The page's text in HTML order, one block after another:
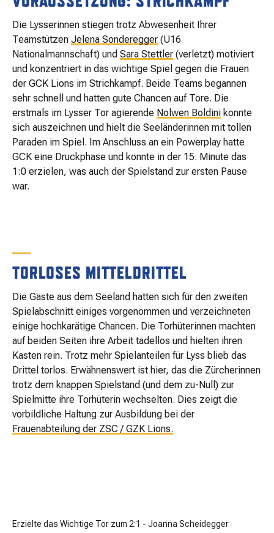
SPONSOREN
KONTAKT
Die Lysserinnen stiegen trotz Abwesenheit Ihrer
Teamstützen Jelena Sonderegger (U16
Nationalmannschaft) und Sara Stettler (verletzt) motiviert
und konzentriert in das wichtige Spiel gegen die Frauen
der GCK Lions im Strichkampf. Beide Teams begannen
sehr schnell und hatten gute Chancen auf Tore. Die
erstmals im Lysser Tor agierende Nolwen Boldini konnte
sich auszeichnen und hielt die Seeländerinnen mit tollen
Paraden im Spiel. Im Anschluss an ein Powerplay hatte
GCK eine Druckphase und konnte in der 15. Minute das
1:0 erzielen, was auch der Spielstand zur ersten Pause
war.
TORLOSES MITTELDRITTEL
Die Gäste aus dem Seeland hatten sich für den zweiten
Spielabschnitt einiges vorgenommen und verzeichneten
einige hochkarätige Chancen. Die Torhüterinnen machten
auf beiden Seiten ihre Arbeit tadellos und hielten ihren
Kasten rein. Trotz mehr Spielanteilen für Lyss blieb das
Drittel torlos. Erwähnenswert ist hier, das die Zürcherinnen
trotz dem knappen Spielstand (und dem zu-Null) zur
Spielmitte ihre Torhüterin wechselten. Dies zeigt die
vorbildliche Haltung zur Ausbildung bei der
Frauenabteilung der ZSC / GZK Lions.
Erzielte das Wichtige Tor zum 2:1 - Joanna Scheidegger